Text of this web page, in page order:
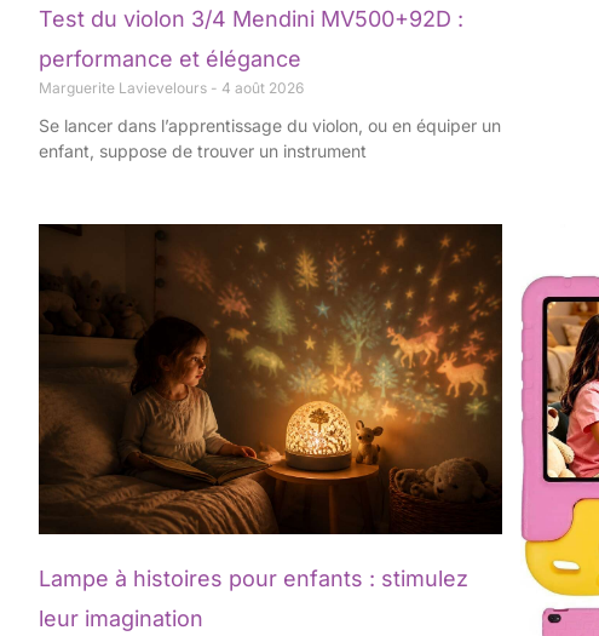
Test du violon 3/4 Mendini MV500+92D :
performance et élégance
Marguerite Lavievelours 4 août 2026
Se lancer dans l’apprentissage du violon, ou en équiper un
enfant, suppose de trouver un instrument
Lampe à histoires pour enfants : stimulez
leur imagination